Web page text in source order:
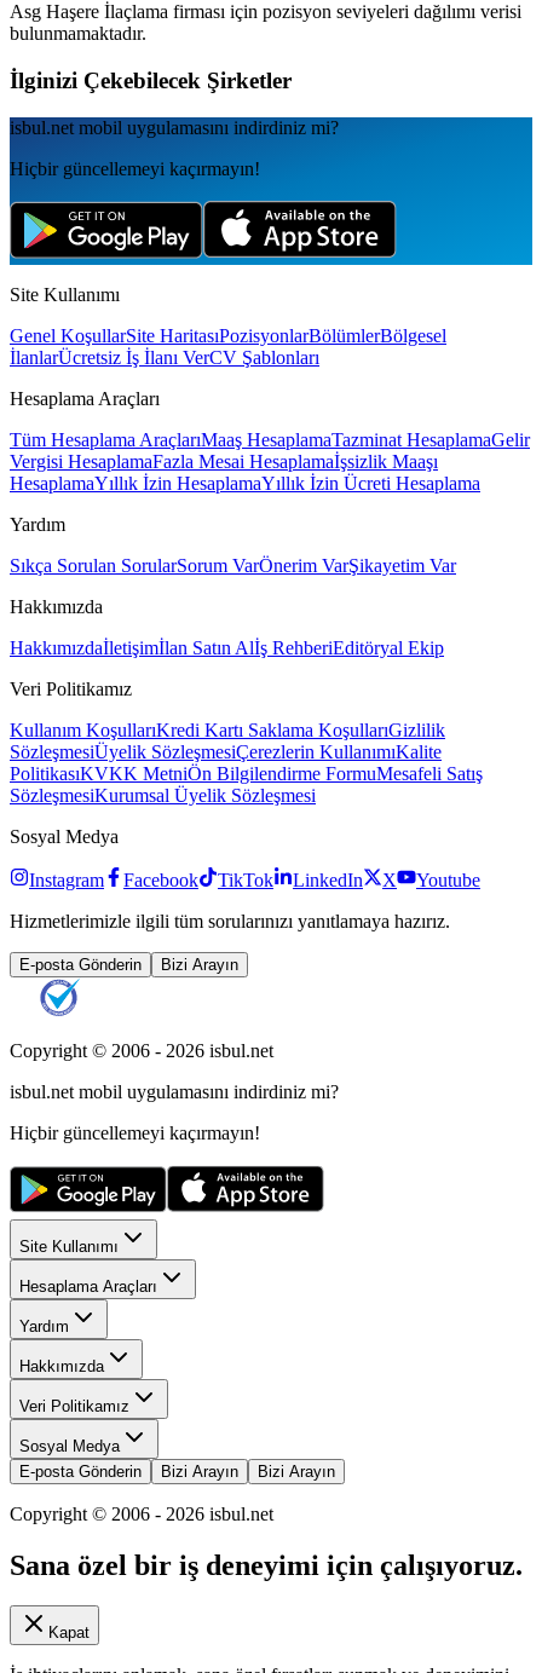
Asg Haşere İlaçlama firması için pozisyon seviyeleri dağılımı verisi
bulunmamaktadır.
İlginizi Çekebilecek Şirketler
isbul.net mobil uygulamаsını indirdiniz mi?
Hiçbir güncellemeyi kaçırmayın!
Site Kullanımı
Genel KoşullarSite HaritasıPozisyonlarBölümlerBölgesel
İlanlarÜcretsiz İş İlanı VerCV Şablonları
Hesaplama Araçları
Tüm Hesaplama AraçlarıMaaş HesaplamaTazminat HesaplamaGelir
Vergisi HesaplamaFazla Mesai Hesaplamaİşsizlik Maaşı
HesaplamaYıllık İzin HesaplamaYıllık İzin Ücreti Hesaplama
Yardım
Sıkça Sorulan SorularSorum VarÖnerim VarŞikayetim Var
Hakkımızda
Hakkımızdaİletişimİlan Satın Alİş RehberiEditöryal Ekip
Veri Politikamız
Kullanım KoşullarıKredi Kartı Saklama KoşullarıGizlilik
SözleşmesiÜyelik SözleşmesiÇerezlerin KullanımıKalite
PolitikasıKVKK MetniÖn Bilgilendirme FormuMesafeli Satış
SözleşmesiKurumsal Üyelik Sözleşmesi
Sosyal Medya
Instagram Facebook TikTok LinkedIn X
Youtube
Hizmetlerimizle ilgili tüm sorularınızı yanıtlamaya hazırız.
E-posta Gönderin Bizi Arayın
Copyright © 2006 - 2026 isbul.net
isbul.net mobil uygulamasını indirdiniz mi?
Hiçbir güncellemeyi kaçırmayın!
Site Kullanımı
Hesaplama Araçları
Yardım
Hakkımızda
Veri Politikamız
Sosyal Medya
E-posta Gönderin
Bizi Arayın Bizi Arayın
Copyright © 2006 - 2026 isbul.net
Sana özel bir iş deneyimi için çalışıyoruz.
Kapat